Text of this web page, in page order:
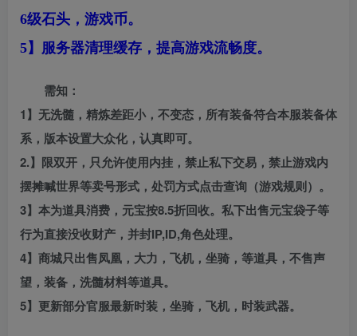
6级石头，游戏币。
5】服务器清理缓存，提高游戏流畅度。
需知：
1】无洗髓，精炼差距小，不变态，所有装备符合本服装备体
系，版本设置大众化，认真即可。
2.】限双开，只允许使用内挂，禁止私下交易，禁止游戏内
摆摊喊世界等卖号形式，处罚方式点击查询（游戏规则）。
3】本为道具消费，元宝按8.5折回收。私下出售元宝袋子等
行为直接没收财产，并封IP,ID,角色处理。
4】商城只出售凤凰，大力，飞机，坐骑，等道具，不售声
望，装备，洗髓材料等道具。
5】更新部分官服最新时装，坐骑，飞机，时装武器。